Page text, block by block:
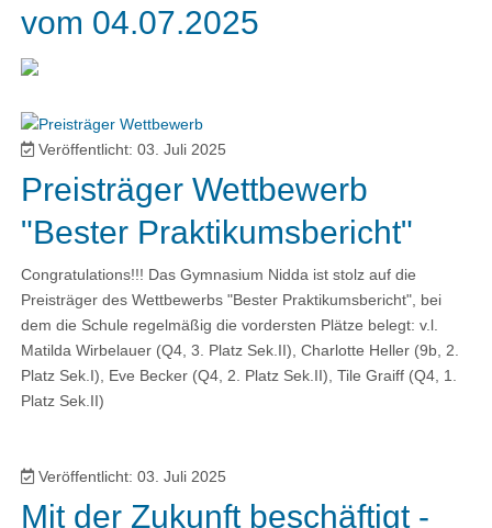
vom 04.07.2025
Veröffentlicht: 03. Juli 2025
Preisträger Wettbewerb
"Bester Praktikumsbericht"
Congratulations!!! Das Gymnasium Nidda ist stolz auf die
Preisträger des Wettbewerbs "Bester Praktikumsbericht", bei
dem die Schule regelmäßig die vordersten Plätze belegt: v.l.
Matilda Wirbelauer (Q4, 3. Platz Sek.II), Charlotte Heller (9b, 2.
Platz Sek.I), Eve Becker (Q4, 2. Platz Sek.II), Tile Graiff (Q4, 1.
Platz Sek.II)
Veröffentlicht: 03. Juli 2025
Mit der Zukunft beschäftigt -